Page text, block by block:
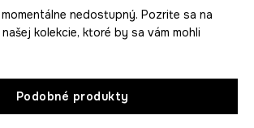
nedostupný. Pozrite sa na
kolekcie, ktoré by sa vám mohli
Podobné produkty